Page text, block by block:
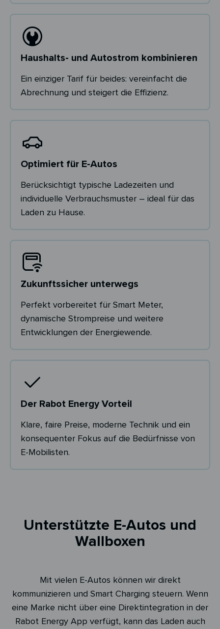
Haushalts- und Autostrom kombinieren
Ein einziger Tarif für beides: vereinfacht die
Abrechnung und steigert die Effizienz.
Optimiert für E-Autos
Berücksichtigt typische Ladezeiten und
individuelle Verbrauchsmuster – ideal für das
Laden zu Hause.
Zukunftssicher unterwegs
Perfekt vorbereitet für Smart Meter,
dynamische Strompreise und weitere
Entwicklungen der Energiewende.
Der Rabot Energy Vorteil
Klare, faire Preise, moderne Technik und ein
konsequenter Fokus auf die Bedürfnisse von
E-Mobilisten.
Unterstützte E-Autos und
Wallboxen
Mit vielen E-Autos können wir direkt
kommunizieren und Smart Charging steuern. Wenn
eine Marke nicht über eine Direktintegration in der
Rabot Energy App verfügt, kann das Laden auch